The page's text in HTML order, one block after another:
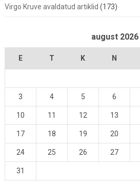
Virgo Kruve avaldatud artiklid (173)
august 2026
E T K N
3 4 5 6
10 11 12 13
17 18 19 20
24 25 26 27
31